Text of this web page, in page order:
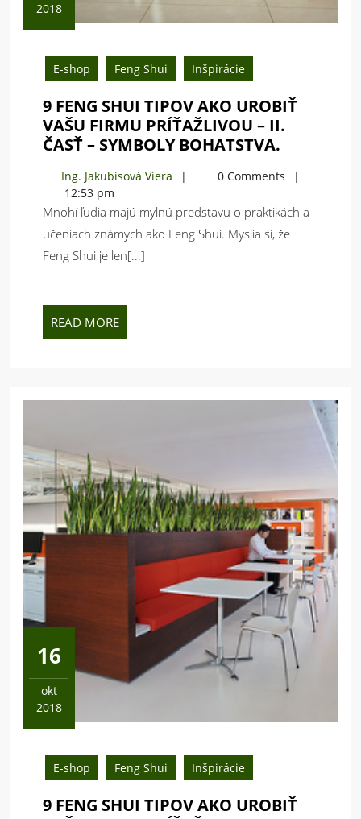
2018
2018
E-shop Feng Shui Inšpirácie
9 FENG SHUI TIPOV AKO UROBIŤ
VAŠU FIRMU PRÍŤAŽLIVOU – II.
ČASŤ – SYMBOLY BOHATSTVA.
SHUI
TIPOV
AKO
UROBIŤ
SYMBOLY
Ing. Jakubisová VieraIng.
Viera
0 Comments
12:53 pm
Mnohí ľudia majú mylnú predstavu o praktikách a
učeniach známych ako Feng Shui. Myslia si, že
Feng Shui je len[...]
READ MOREREAD
MORE
16
okt
2018
2018
E-shop Feng Shui Inšpirácie
9 FENG SHUI TIPOV AKO UROBIŤ